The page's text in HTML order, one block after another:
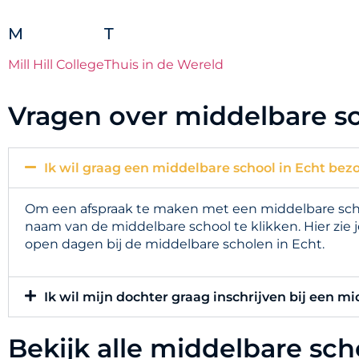
M
Mill Hill College
T
Thuis in de Wereld
Vragen over middelbare
Ik wil graag een middelbare school in Echt
Om een afspraak te maken met een middelbare
naam van de middelbare school te klikken. Hier
open dagen bij de middelbare scholen in Echt.
Ik wil mijn dochter graag inschrijven bij een
Bekijk alle middelbare